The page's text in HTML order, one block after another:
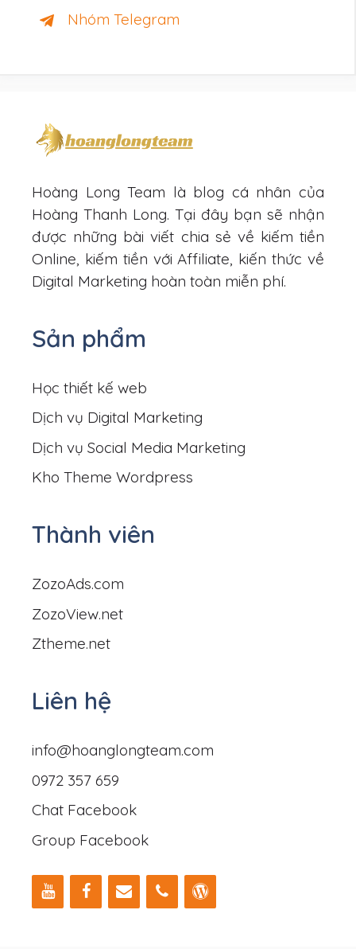
Nhóm Telegram
Hoàng Long Team là blog cá nhân của
Hoàng Thanh Long. Tại đây bạn sẽ nhận
được những bài viết chia sẻ về kiếm tiền
Online, kiếm tiền với Affiliate, kiến thức về
Digital Marketing hoàn toàn miễn phí.
Sản phẩm
Học thiết kế web
Dịch vụ Digital Marketing
Dịch vụ Social Media Marketing
Kho Theme Wordpress
Thành viên
ZozoAds.com
ZozoView.net
Ztheme.net
Liên hệ
info@hoanglongteam.com
0972 357 659
Chat Facebook
Group Facebook